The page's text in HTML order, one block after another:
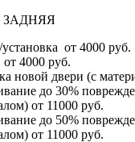
ЗАДНЯЯ
от 4000 руб.
4000 руб.
новой двери (с
до 30%
от 11000 руб.
до 50%
от 11000 руб.